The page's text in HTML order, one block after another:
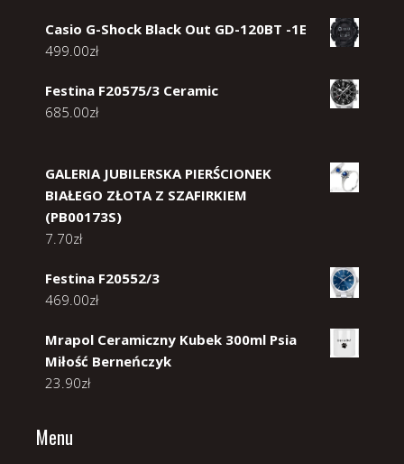
Casio G-Shock Black Out GD-120BT -1E
499.00zł
Festina F20575/3 Ceramic
685.00zł
GALERIA JUBILERSKA PIERŚCIONEK
BIAŁEGO ZŁOTA Z SZAFIRKIEM
(PB00173S)
7.70zł
Festina F20552/3
469.00zł
Mrapol Ceramiczny Kubek 300ml Psia
Miłość Berneńczyk
23.90zł
Menu